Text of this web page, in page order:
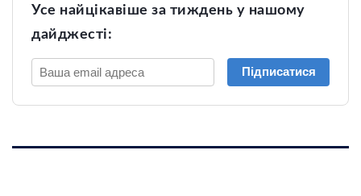
Усе найцікавіше за тиждень у нашому
дайджесті:
Підписатися